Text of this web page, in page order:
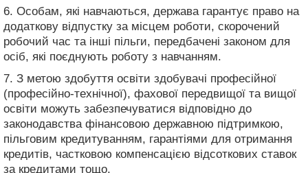
6. Особам, які навчаються, держава гарантує право на
додаткову відпустку за місцем роботи, скорочений
робочий час та інші пільги, передбачені законом для
осіб, які поєднують роботу з навчанням.
7. З метою здобуття освіти здобувачі професійної
(професійно-технічної), фахової передвищої та вищої
освіти можуть забезпечуватися відповідно до
законодавства фінансовою державною підтримкою,
пільговим кредитуванням, гарантіями для отримання
кредитів, частковою компенсацією відсоткових ставок
за кредитами тощо.